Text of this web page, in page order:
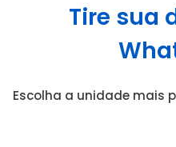
Tire sua
Escolha a unidade mais